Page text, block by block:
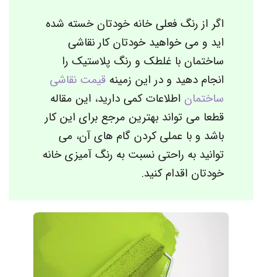
اگر از رنگ فعلی خانه خودتان خسته شده
اید و می خواهید خودتان کار نقاشی
ساختمان با غلطک و رنگ پلاستیک را
انجام دهید و در این زمینه قیمت نقاشی
ساختمان اطلاعات کمی دارید، این مقاله
قطعا می تواند بهترین مرجع برای این کار
باشد و با عملی کردن گام های آن، می
توانید به راحتی نسبت به رنگ آمیزی خانه
خودتان اقدام کنید.